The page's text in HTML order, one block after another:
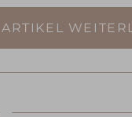
ARTIKEL